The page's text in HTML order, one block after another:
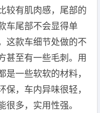
较有肌肉感，尾部的
车尾部不会显得单
这款车细节处做的不
甚至有一些毛刺。用
是一些软软的材料，
保，车内异味很轻，
很多，实用性强。